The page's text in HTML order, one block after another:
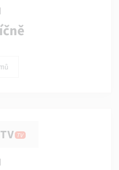
TV